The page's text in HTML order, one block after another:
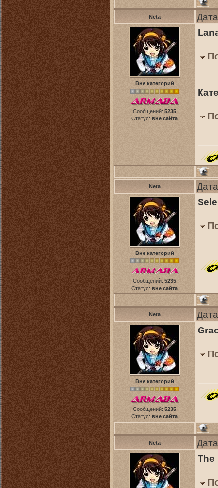
Neta
Вне категорий
Сообщений: 5235
Статус: вне сайта
Neta
Вне категорий
Сообщений: 5235
Статус: вне сайта
Neta
Вне категорий
Сообщений: 5235
Статус: вне сайта
Neta
The